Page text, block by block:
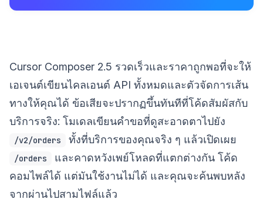
Cursor Composer 2.5 รวดเร็วและราคาถูกพอที่จะให้
เอเจนต์เขียนไคลเอนต์ API ทั้งหมดและตัวจัดการเส้น
ทางให้คุณได้ ข้อเสียจะปรากฏขึ้นทันทีที่โค้ดสัมผัสกับ
บริการจริง: โมเดลเขียนคำขอที่ดูสะอาดตาไปยัง
/v2/orders ทั้งที่บริการของคุณจริง ๆ แล้วเปิดเผย
/orders
และคาดหวังเพย์โหลดที่แตกต่างกัน โค้ด
คอมไพล์ได้ แต่มันใช้งานไม่ได้ และคุณจะค้นพบหลัง
จากผ่านไปสามไฟล์แล้ว